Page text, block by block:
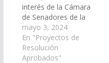
interés de la Cámara
de Senadores de la
provincia de Salta, los
"Lineamientos
curriculares
Yachayninchej del
mayo 3, 2024
En "Proyectos de
Resolución
Aprobados"